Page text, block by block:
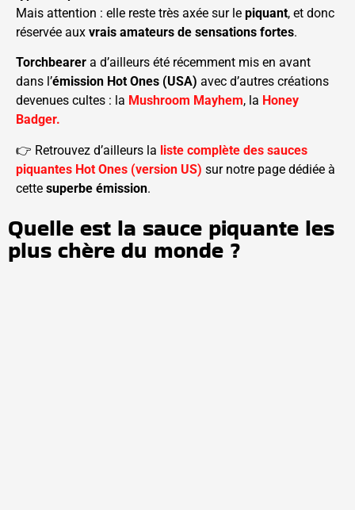
Mais attention : elle reste très axée sur le piquant, et donc
réservée aux vrais amateurs de sensations fortes.
Torchbearer a d’ailleurs été récemment mis en avant
dans l’émission Hot Ones (USA) avec d’autres créations
devenues cultes : la Mushroom Mayhem, la Honey
Badger.
👉 Retrouvez d’ailleurs la liste complète des sauces
piquantes Hot Ones (version US) sur notre page dédiée à
cette superbe émission.
Quelle est la sauce piquante les
plus chère du monde ?